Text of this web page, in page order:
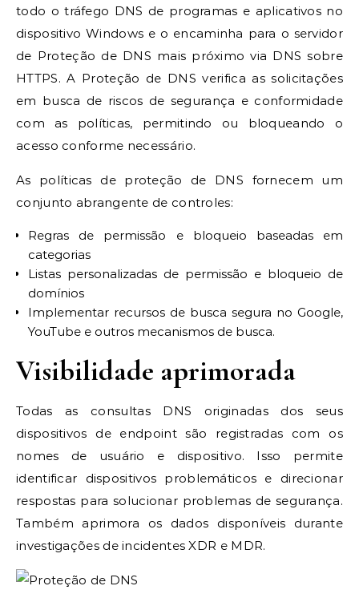
todo o tráfego DNS de programas e aplicativos no
dispositivo Windows e o encaminha para o servidor
de Proteção de DNS mais próximo via DNS sobre
HTTPS. A Proteção de DNS verifica as solicitações
em busca de riscos de segurança e conformidade
com as políticas, permitindo ou bloqueando o
acesso conforme necessário.
As políticas de proteção de DNS fornecem um
conjunto abrangente de controles:
Regras de permissão e bloqueio baseadas em
categorias
Listas personalizadas de permissão e bloqueio de
domínios
Implementar recursos de busca segura no Google,
YouTube e outros mecanismos de busca.
Visibilidade aprimorada
Todas as consultas DNS originadas dos seus
dispositivos de endpoint são registradas com os
nomes de usuário e dispositivo. Isso permite
identificar dispositivos problemáticos e direcionar
respostas para solucionar problemas de segurança.
Também aprimora os dados disponíveis durante
investigações de incidentes XDR e MDR.